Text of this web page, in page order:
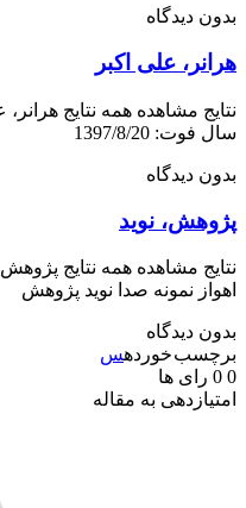
دیدگاه
علی اکبر
1397/8/20
دیدگاه
نوید
نمونه صدا نوید پژوهش
دیدگاه
خوردهس
رای ها
به مقاله